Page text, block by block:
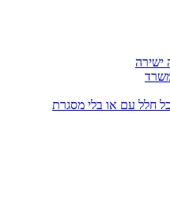
ישירה
חלל עם או בלי מסגרת